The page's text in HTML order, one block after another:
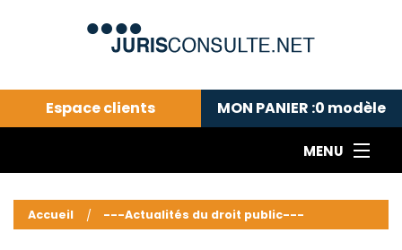
Espace clients MON PANIER :0 modèle
MENU
---Actualités du droit public---
Droit pénal---
Accueil ---Actualités du droit public---